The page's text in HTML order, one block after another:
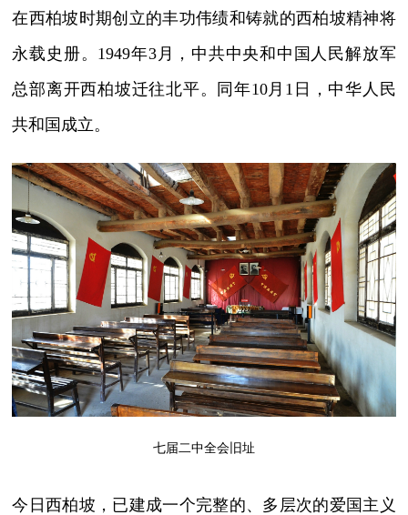
在西柏坡时期创立的丰功伟绩和铸就的西柏坡精神将
永载史册。1949年3月，中共中央和中国人民解放军
总部离开西柏坡迁往北平。同年10月1日，中华人民
共和国成立。
七届二中全会旧址
今日西柏坡，已建成一个完整的、多层次的爱国主义